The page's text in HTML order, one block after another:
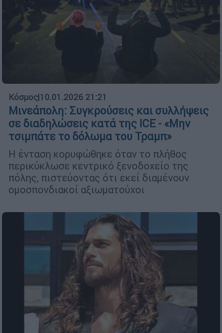
Κόσμος|10.01.2026 21:21
Μινεάπολη: Συγκρούσεις και συλλήψεις
σε διαδηλώσεις κατά της ICE - «Μην
τσιμπάτε το δόλωμα του Τραμπ»
Η ένταση κορυφώθηκε όταν το πλήθος
περικύκλωσε κεντρικό ξενοδοχείο της
πόλης, πιστεύοντας ότι εκεί διαμένουν
ομοσπονδιακοί αξιωματούχοι